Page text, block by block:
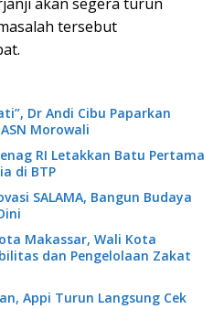
tersebut
Dr Andi Cibu Paparkan
Morowali
RI Letakkan Batu Pertama
di BTP
SALAMA, Bangun Budaya
Makassar, Wali Kota
dan Pengelolaan Zakat
Appi Turun Langsung Cek